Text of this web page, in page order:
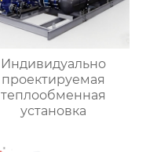
Индивидуально
проектируемая
теплообменная
установка